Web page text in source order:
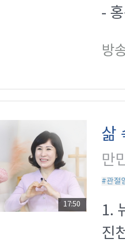
-
방
17:50
삶
만
#관절
1.
진